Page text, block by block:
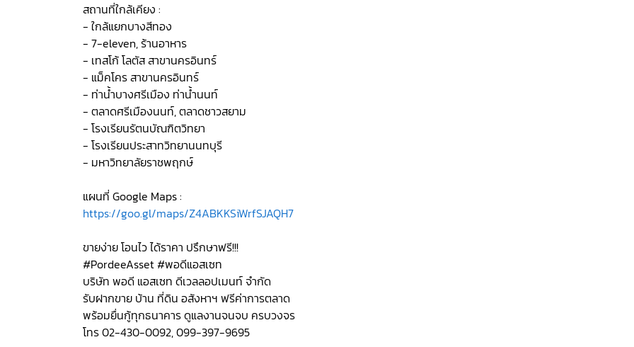
สถานที่ใกล้เคียง :
- ใกล้แยกบางสีทอง
- 7-eleven, ร้านอาหาร
- เทสโก้ โลตัส สาขานครอินทร์
- แม็คโคร สาขานครอินทร์
- ท่าน้ำบางศรีเมือง ท่าน้ำนนท์
- ตลาดศรีเมืองนนท์, ตลาดชาวสยาม
- โรงเรียนรัตนบัณฑิตวิทยา
- โรงเรียนประสาทวิทยานนทบุรี
- มหาวิทยาลัยราชพฤกษ์
แผนที่ Google Maps :
https://goo.gl/maps/Z4ABKKSiWrfSJAQH7
ขายง่าย โอนไว ได้ราคา ปรึกษาฟรี!!!
#PordeeAsset #พอดีแอสเซท
บริษัท พอดี แอสเซท ดีเวลลอปเมนท์ จำกัด
รับฝากขาย บ้าน ที่ดิน อสังหาฯ ฟรีค่าการตลาด
พร้อมยื่นกู้ทุกธนาคาร ดูแลงานจนจบ ครบวงจร
โทร 02-430-0092, 099-397-9695